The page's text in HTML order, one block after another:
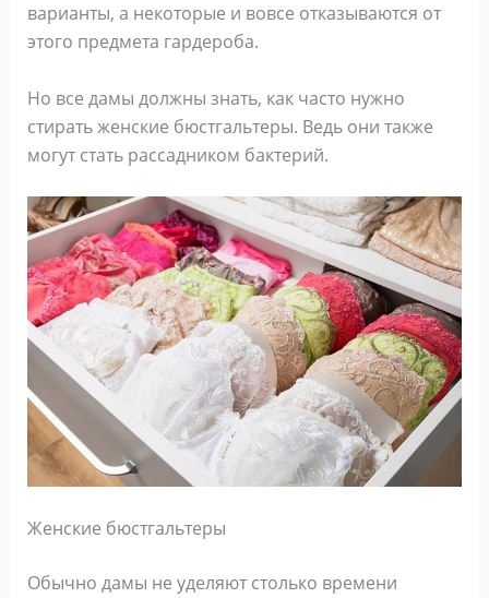
варианты, а некоторые и вовсе отказываются от
этого предмета гардероба.
Но все дамы должны знать, как часто нужно
стирать женские бюстгальтеры. Ведь они также
могут стать рассадником бактерий.
Женские бюстгальтеры
Обычно дамы не уделяют столько времени